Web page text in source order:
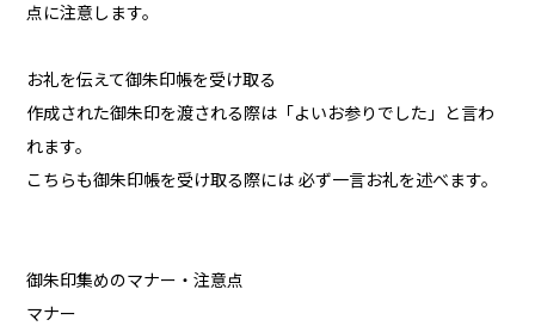
点に注意します。
お礼を伝えて御朱印帳を受け取る
作成された御朱印を渡される際は「よいお参りでした」と言わ
れます。
こちらも御朱印帳を受け取る際には 必ず一言お礼を述べます。
御朱印集めのマナー・注意点
マナー